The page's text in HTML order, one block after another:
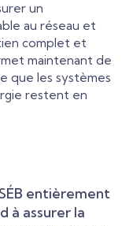
un
au réseau et
complet et
maintenant de
que les systèmes
restent en
entièrement
à assurer la